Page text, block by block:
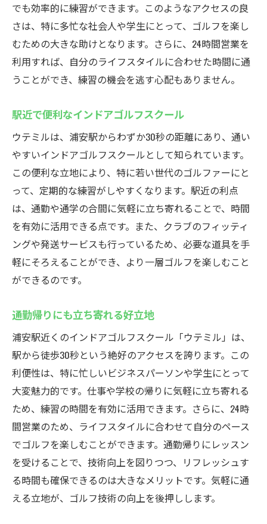
でも効率的に練習ができます。このようなアクセスの良
さは、特に多忙な社会人や学生にとって、ゴルフを楽し
むための大きな助けとなります。さらに、24時間営業を
利用すれば、自分のライフスタイルに合わせた時間に通
うことができ、練習の機会を逃す心配もありません。
駅近で便利なインドアゴルフスクール
ウテミルは、浦安駅からわずか30秒の距離にあり、通い
やすいインドアゴルフスクールとして知られています。
この便利な立地により、特に若い世代のゴルファーにと
って、定期的な練習がしやすくなります。駅近の利点
は、通勤や通学の合間に気軽に立ち寄れることで、時間
を有効に活用できる点です。また、クラブのフィッティ
ングや発送サービスも行っているため、必要な道具を手
軽にそろえることができ、より一層ゴルフを楽しむこと
ができるのです。
通勤帰りにも立ち寄れる好立地
浦安駅近くのインドアゴルフスクール「ウテミル」は、
駅から徒歩30秒という絶好のアクセスを誇ります。この
利便性は、特に忙しいビジネスパーソンや学生にとって
大変魅力的です。仕事や学校の帰りに気軽に立ち寄れる
ため、練習の時間を有効に活用できます。さらに、24時
間営業のため、ライフスタイルに合わせて自分のペース
でゴルフを楽しむことができます。通勤帰りにレッスン
を受けることで、技術向上を図りつつ、リフレッシュす
る時間も確保できるのは大きなメリットです。気軽に通
える立地が、ゴルフ技術の向上を後押しします。